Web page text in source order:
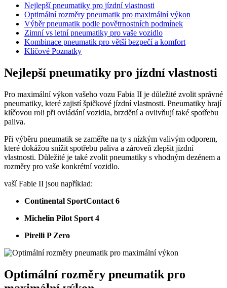
Nejlepší pneumatiky pro jízdní vlastnosti
Optimální rozměry pneumatik pro maximální výkon
Výběr pneumatik podle povětrnostních podmínek
Zimní vs letní pneumatiky pro vaše vozidlo
Kombinace pneumatik pro větší bezpečí a komfort
Klíčové Poznatky
Nejlepší pneumatiky pro jízdní vlastnosti
Pro maximální výkon vašeho vozu Fabia II je důležité zvolit správné
pneumatiky, které zajistí špičkové jízdní vlastnosti. Pneumatiky hrají
klíčovou roli při ovládání vozidla, brzdění a ovlivňují také spotřebu
paliva.
Při výběru pneumatik se zaměřte na ty s nízkým valivým odporem,
které dokážou snížit spotřebu paliva a zároveň zlepšit jízdní
vlastnosti. Důležité je také zvolit pneumatiky s vhodným dezénem a
rozměry pro vaše konkrétní vozidlo.
vaší Fabie II jsou například:
Continental SportContact 6
Michelin Pilot Sport 4
Pirelli P Zero
Optimální rozměry pneumatik pro